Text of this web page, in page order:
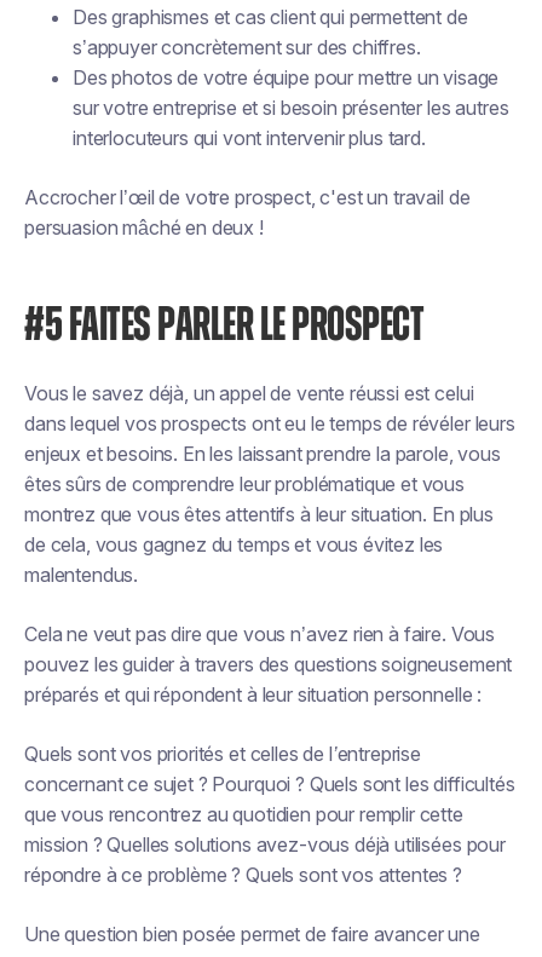
Des graphismes et cas client qui permettent de
s’appuyer concrètement sur des chiffres.
Des photos de votre équipe pour mettre un visage
sur votre entreprise et si besoin présenter les autres
interlocuteurs qui vont intervenir plus tard.
Accrocher l’œil de votre prospect, c'est un travail de
persuasion mâché en deux !
#5 FAITES PARLER LE PROSPECT
Vous le savez déjà, un appel de vente réussi est celui
dans lequel vos prospects ont eu le temps de révéler leurs
enjeux et besoins. En les laissant prendre la parole, vous
êtes sûrs de comprendre leur problématique et vous
montrez que vous êtes attentifs à leur situation. En plus
de cela, vous gagnez du temps et vous évitez les
malentendus.
Cela ne veut pas dire que vous n’avez rien à faire. Vous
pouvez les guider à travers des questions soigneusement
préparés et qui répondent à leur situation personnelle :
Quels sont vos priorités et celles de l’entreprise
concernant ce sujet ? Pourquoi ? Quels sont les difficultés
que vous rencontrez au quotidien pour remplir cette
mission ? Quelles solutions avez-vous déjà utilisées pour
répondre à ce problème ? Quels sont vos attentes ?
Une question bien posée permet de faire avancer une